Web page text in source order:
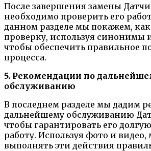
После завершения замены
необходимо проверить его
данном разделе мы покажем,
проверку, используя синонимы
чтобы обеспечить правильное
процесса.
5. Рекомендации по
обслуживанию
В последнем разделе мы дадим
дальнейшему обслуживанию
чтобы гарантировать его
работу. Используя фото и
выполнять эти действия